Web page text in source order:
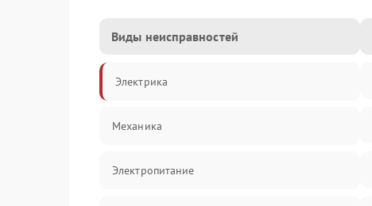
Виды неисправностей
Электрика
Механика
Электропитание